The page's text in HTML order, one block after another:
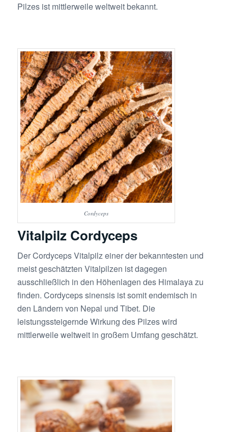
Pilzes ist mittlerweile weltweit bekannt.
Cordyceps
Vitalpilz Cordyceps
Der Cordyceps Vitalpilz einer der bekanntesten und
meist geschätzten Vitalpilzen ist dagegen
ausschließlich in den Höhenlagen des Himalaya zu
finden. Cordyceps sinensis ist somit endemisch in
den Ländern von Nepal und Tibet. Die
leistungssteigernde Wirkung des Pilzes wird
mittlerweile weltweit in großem Umfang geschätzt.